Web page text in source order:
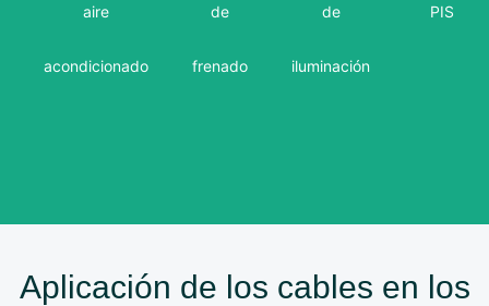
aire
acondicionado
de
frenado
de
iluminación
PIS
Aplicación de los cables en los